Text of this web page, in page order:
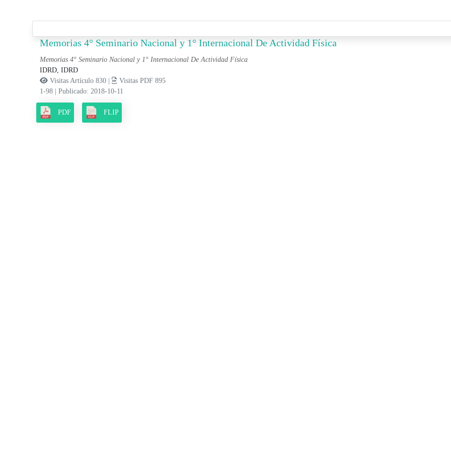
Memorias 4° Seminario Nacional y 1° Internacional De Actividad Física
Memorias 4° Seminario Nacional y 1° Internacional De Actividad Física
IDRD, IDRD
Visitas Artículo 830 |
Visitas PDF 895
1-98 | Publicado: 2018-10-11
PDF FLIP